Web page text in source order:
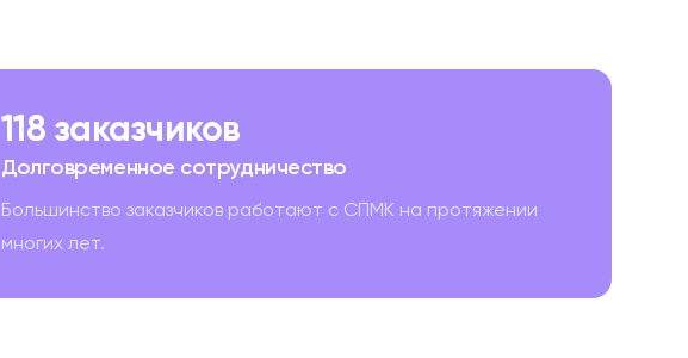
118 заказчиков
Долговременное сотрудничество
Большинство заказчиков работают с СПМК на протяжении
многих лет.